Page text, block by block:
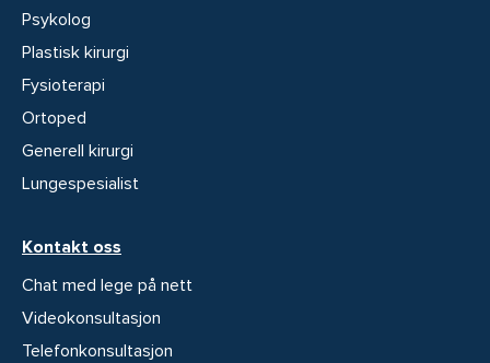
Psykolog
Plastisk kirurgi
Fysioterapi
Ortoped
Generell kirurgi
Lungespesialist
Kontakt oss
Chat med lege på nett
Videokonsultasjon
Telefonkonsultasjon